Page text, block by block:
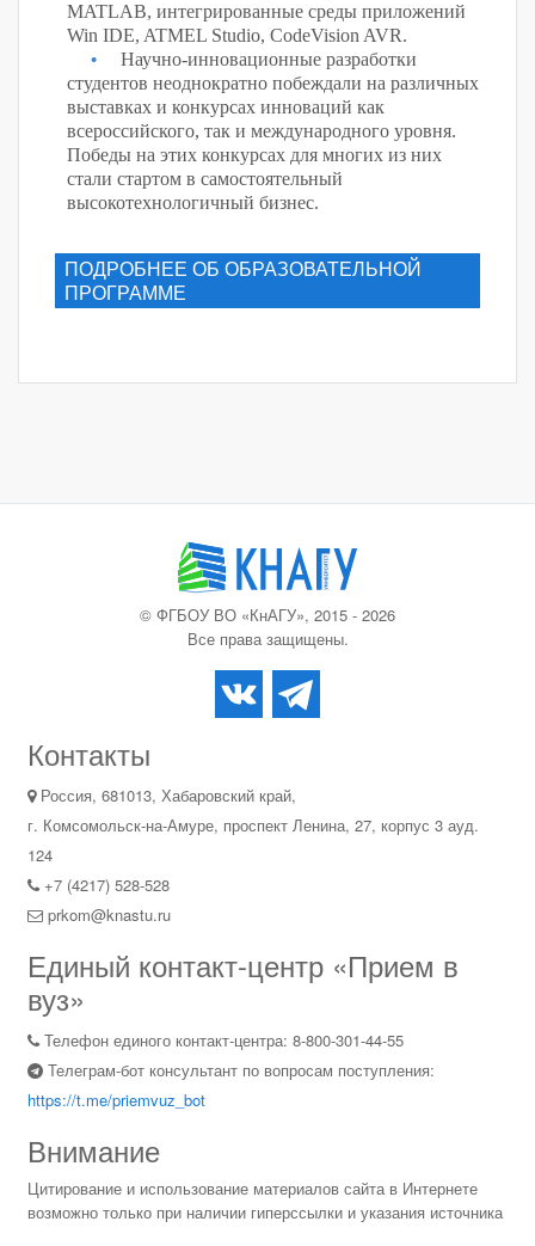
MATLAB, интегрированные среды приложений
Win IDE, ATMEL Studio, CodeVision AVR.
Научно-инновационные разработки
студентов неоднократно побеждали на различных
выставках и конкурсах инноваций как
всероссийского, так и международного уровня.
Победы на этих конкурсах для многих из них
стали стартом в самостоятельный
высокотехнологичный бизнес.
ПОДРОБНЕЕ ОБ ОБРАЗОВАТЕЛЬНОЙ
ПРОГРАММЕ
© ФГБОУ ВО «КнАГУ», 2015 - 2026
Все права защищены.
Контакты
Россия, 681013, Хабаровский край,
г. Комсомольск-на-Амуре, проспект Ленина, 27, корпус 3 ауд.
124
+7 (4217) 528-528
prkom@knastu.ru
Единый контакт-центр «Прием в
вуз»
Телефон единого контакт-центра: 8-800-301-44-55
Телеграм-бот консультант по вопросам поступления:
https://t.me/priemvuz_bot
Внимание
Цитирование и использование материалов сайта в Интернете
возможно только при наличии гиперссылки и указания источника